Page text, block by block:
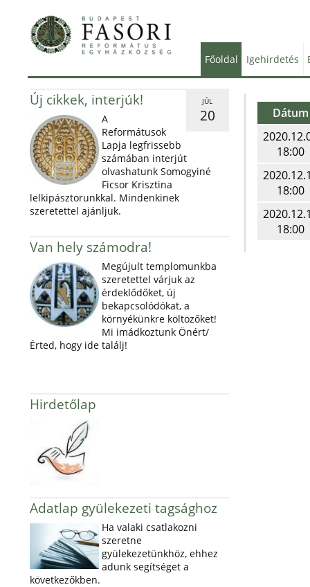
Főoldal Igehirdetés
JÚL
20
Új cikkek, interjúk!
A
Reformátusok
Lapja legfrissebb
számában interjút
olvashatunk Somogyiné
Ficsor Krisztina
lelkipásztorunkkal. Mindenkinek
szeretettel ajánljuk.
Van hely számodra!
Megújult templomunkba
szeretettel várjuk az
érdeklődőket, új
bekapcsolódókat, a
környékünkre költözőket!
Mi imádkoztunk Önért/
Érted, hogy ide találj!
Hirdetőlap
Adatlap gyülekezeti tagsághoz
Ha valaki csatlakozni
szeretne
gyülekezetünkhöz, ehhez
adunk segítséget a
következőkben.
Dátum
18:00
18:00
18:00